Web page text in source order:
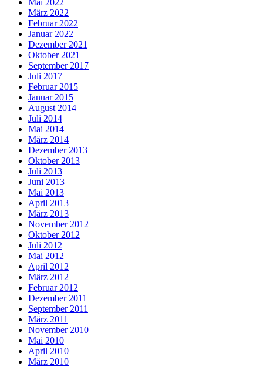
Mai 2022
März 2022
Februar 2022
Januar 2022
Dezember 2021
Oktober 2021
September 2017
Juli 2017
Februar 2015
Januar 2015
August 2014
Juli 2014
Mai 2014
März 2014
Dezember 2013
Oktober 2013
Juli 2013
Juni 2013
Mai 2013
April 2013
März 2013
November 2012
Oktober 2012
Juli 2012
Mai 2012
April 2012
März 2012
Februar 2012
Dezember 2011
September 2011
März 2011
November 2010
Mai 2010
April 2010
März 2010